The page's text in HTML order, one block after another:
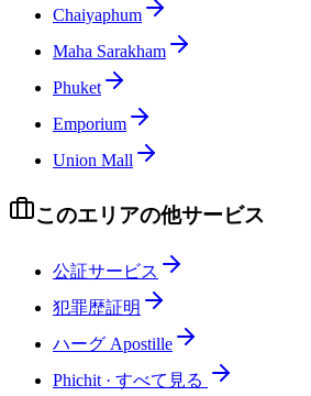
Chaiyaphum
Maha Sarakham
Phuket
Emporium
Union Mall
このエリアの他サービス
公証サービス
犯罪歴証明
ハーグ Apostille
Phichit · すべて見る